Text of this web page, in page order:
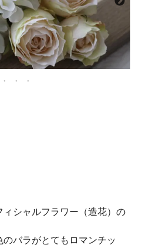
シャルフラワー（造花）の
バラがとてもロマンチッ